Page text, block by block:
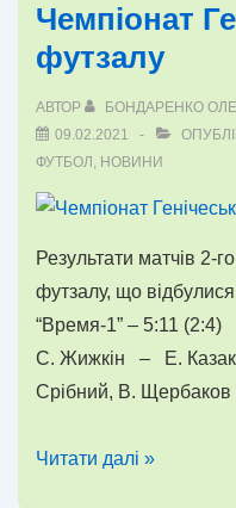
4
тур
Чемпіонат
футзалу
АВТОР БОНДАРЕНКО
09.02.2021
ФУТБОЛ , НОВИНИ
Результати матчів 2-
футзалу, що
“Время-1” – 5:11
С. Жижкін – Е.
Срібний, В.
Чемпіонат
Читати далі »